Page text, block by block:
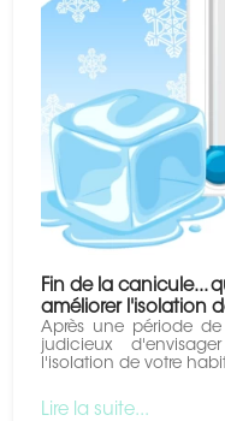
Fin de la canicule...
améliorer l'isolation
Après une période
judicieux
l'isolation de votre
Lire la suite...